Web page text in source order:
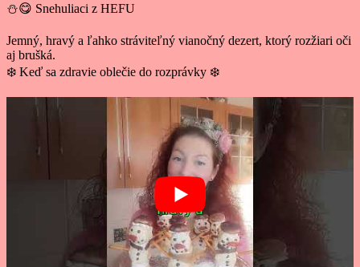
⛄😋 Snehuliaci z HEFU
Jemný, hravý a ľahko stráviteľný vianočný dezert, ktorý rozžiari oči
aj brušká.
❄️ Keď sa zdravie oblečie do rozprávky ❄️